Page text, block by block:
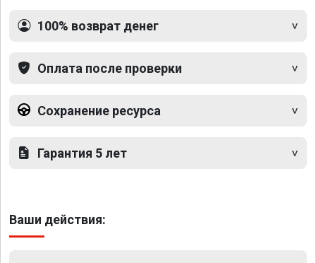
100% возврат денег
Оплата после проверки
Сохранение ресурса
Гарантия 5 лет
Ваши действия: